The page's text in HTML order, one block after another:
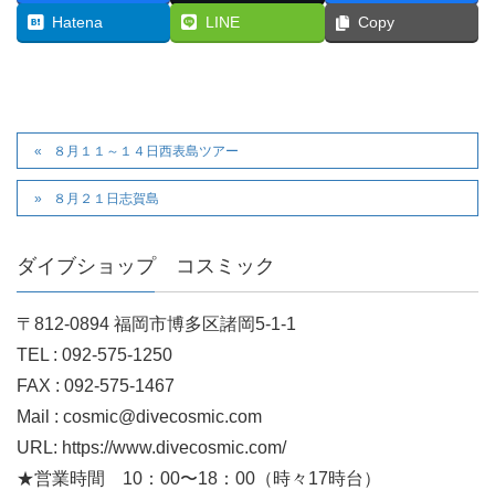
Hatena LINE Copy
８月１１～１４日西表島ツアー
８月２１日志賀島
ダイブショップ コスミック
〒812-0894 福岡市博多区諸岡5-1-1
TEL : 092-575-1250
FAX : 092-575-1467
Mail : cosmic@divecosmic.com
URL: https://www.divecosmic.com/
★営業時間 10：00〜18：00（時々17時台）